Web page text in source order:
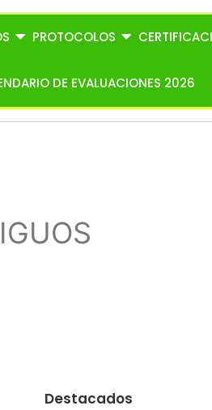
PROTOCOLOS
DE EVALUACIONES 2026
Destacados